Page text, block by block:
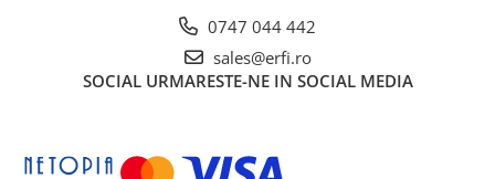
0747 044 442
sales@erfi.ro
SOCIAL URMARESTE-NE IN SOCIAL MEDIA